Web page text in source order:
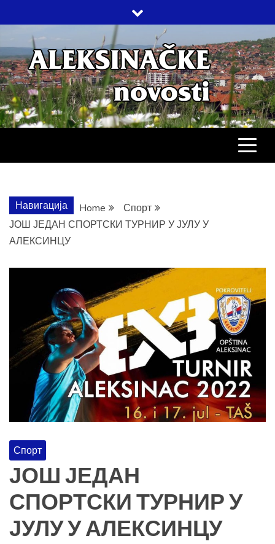
to
content
НОВОСТИ
ДРУШТВО, КУЛТУРА, ЕКОНОМИЈА,
СПОРТ, ПОСЛОВНИ ИМЕНИК,
Навигација Home
Спорт
ЈОШ ЈЕДАН СПОРТСКИ ТУРНИР У ЈУЛУ У
АЛЕКСИНЦУ
Спорт
ЈОШ ЈЕДАН
СПОРТСКИ ТУРНИР У
ЈУЛУ У АЛЕКСИНЦУ